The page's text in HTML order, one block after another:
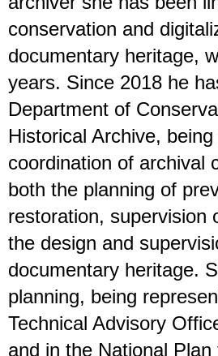
conservation and
documentary heritage,
years. Since 2018 he
Department of
Historical Archive,
coordination of archival
both the planning of
restoration, supervision
the design and
documentary heritage.
planning, being
Technical Advisory
and in the National